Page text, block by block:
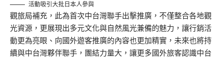
活動吸引大批日本人參與
觀旅局補充，此為首次中台灣聯手出擊推廣，不僅整合各地觀
光資源，更展現出多元文化與自然風光兼備的魅力，讓行銷活
動更為亮眼、向國外遊客推廣的內容也更加精實，未來也將持
續與中台灣夥伴聯手，團結力量大，讓更多國外旅客認識中台